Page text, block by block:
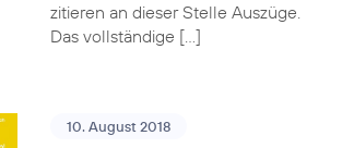
zitieren an dieser Stelle Auszüge.
Das vollständige […]
10. August 2018